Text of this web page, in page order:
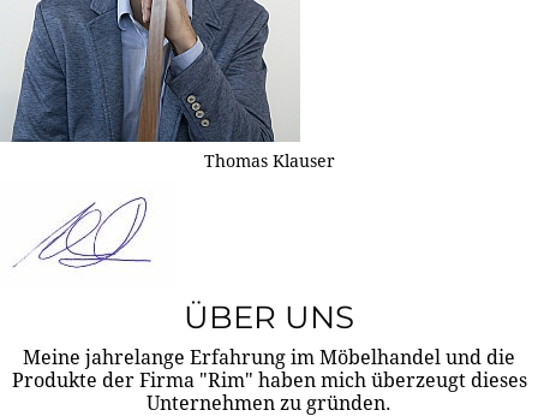
Thomas Klauser
ÜBER UNS
Meine jahrelange Erfahrung im Möbelhandel und die
Produkte der Firma "Rim" haben mich überzeugt dieses
Unternehmen zu gründen.